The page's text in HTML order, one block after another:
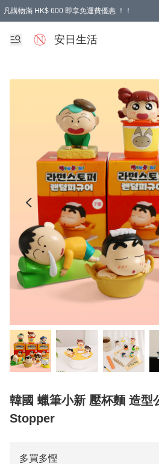
凡購物滿 HK$ 600 即享免運費優惠 ！！
安日生活
韓國 蠟筆小新 壓杯麵 造型
Stopper
多買多慳